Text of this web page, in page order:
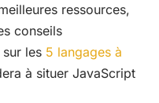
ressources,
conseils
les 5 langages à
à situer JavaScript